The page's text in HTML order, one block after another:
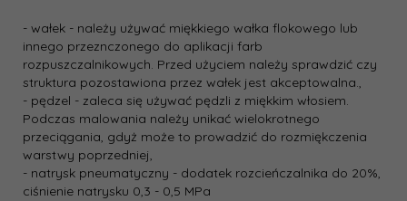
- wałek - należy używać miękkiego wałka flokowego lub
innego przeznczonego do aplikacji farb
rozpuszczalnikowych. Przed użyciem należy sprawdzić czy
struktura pozostawiona przez wałek jest akceptowalna.,
- pędzel - zaleca się używać pędzli z miękkim włosiem.
Podczas malowania należy unikać wielokrotnego
przeciągania, gdyż może to prowadzić do rozmiękczenia
warstwy poprzedniej,
- natrysk pneumatyczny - dodatek rozcieńczalnika do 20%,
ciśnienie natrysku 0,3 - 0,5 MPa